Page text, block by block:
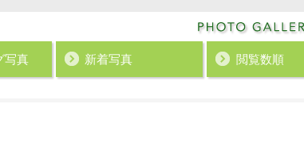
写真 新着写真 閲覧数順